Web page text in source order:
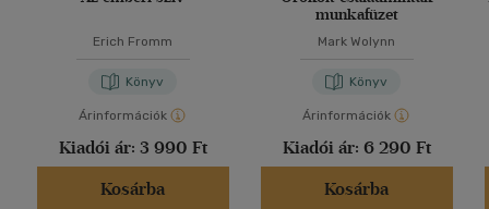
Erich Fromm
Könyv
Árinformációk
Kiadói ár: 3 990 Ft
Kosárba
munkafüzet
Mark Wolynn
Könyv
Árinformációk
Kiadói ár: 6 290 Ft
Kosárba